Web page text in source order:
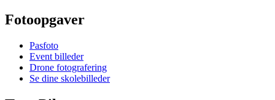
Fotoopgaver
Pasfoto
Event billeder
Drone fotografering
Se dine skolebilleder